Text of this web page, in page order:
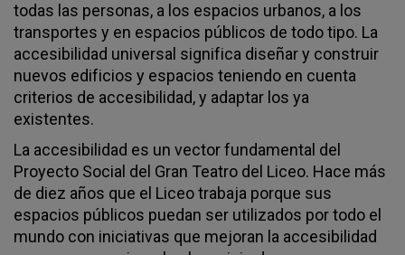
todas las personas, a los espacios urbanos, a los
transportes y en espacios públicos de todo tipo. La
accesibilidad universal significa diseñar y construir
nuevos edificios y espacios teniendo en cuenta
criterios de accesibilidad, y adaptar los ya
existentes.
La accesibilidad es un vector fundamental del
Proyecto Social del Gran Teatro del Liceo. Hace más
de diez años que el Liceo trabaja porque sus
espacios públicos puedan ser utilizados por todo el
mundo con iniciativas que mejoran la accesibilidad